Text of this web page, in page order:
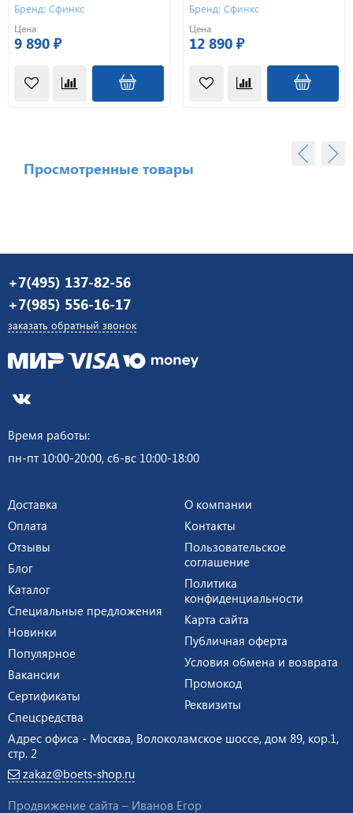
Бренд: Сфинкс
Цена
9 890 ₽
Бренд: Сфинкс
Цена
12 890 ₽
Просмотренные товары
+7(495) 137-82-56
+7(985) 556-16-17
заказать обратный звонок
Время работы:
пн-пт 10:00-20:00, сб-вс 10:00-18:00
Доставка
Оплата
Отзывы
Блог
Каталог
Специальные предложения
Новинки
Популярное
Вакансии
Сертификаты
Спецсредства
О компании
Контакты
Пользовательское
соглашение
Политика
конфиденциальности
Карта сайта
Публичная оферта
Условия обмена и возврата
Промокод
Реквизиты
Адрес офиса - Москва, Волоколамское шоссе, дом 89, кор.1,
стр. 2
zakaz@boets-shop.ru
Продвижение сайта – Иванов Егор